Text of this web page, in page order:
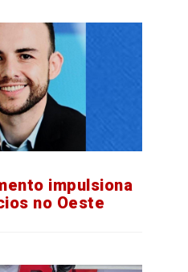
impulsiona
no Oeste